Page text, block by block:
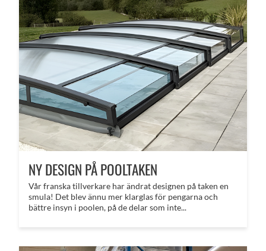
NY DESIGN PÅ POOLTAKEN
Vår franska tillverkare har ändrat designen på taken en
smula! Det blev ännu mer klarglas för pengarna och
bättre insyn i poolen, på de delar som inte...